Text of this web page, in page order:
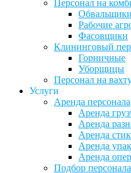
Персонал на
Обвальщики
Рабочие
Фасовщики
Клининговый
Горничные
Уборщицы
Персонал на
Услуги
Аренда персонала
Аренда
Аренда
Аренда
Аренда
Аренда
Подбор персонала